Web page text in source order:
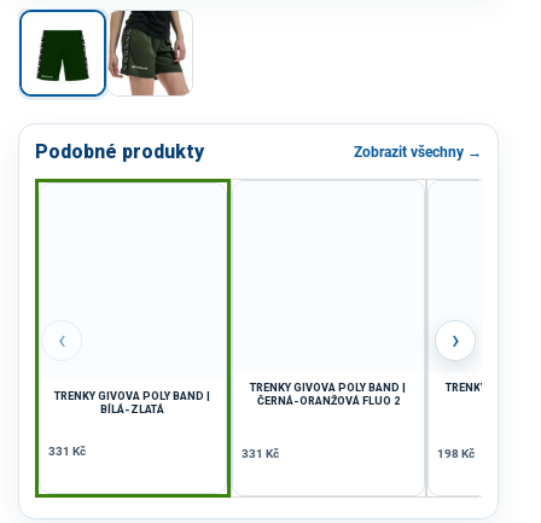
Podobné produkty Zobrazit všechny →
‹
TRENKY GIVOVA POLY BAND |
BÍLÁ-ZLATÁ
331 Kč
TRENKY GIVOVA POLY BAND |
ČERNÁ-ORANŽOVÁ FLUO 2
331 Kč
TRENKY GIVOVA
198 Kč
›